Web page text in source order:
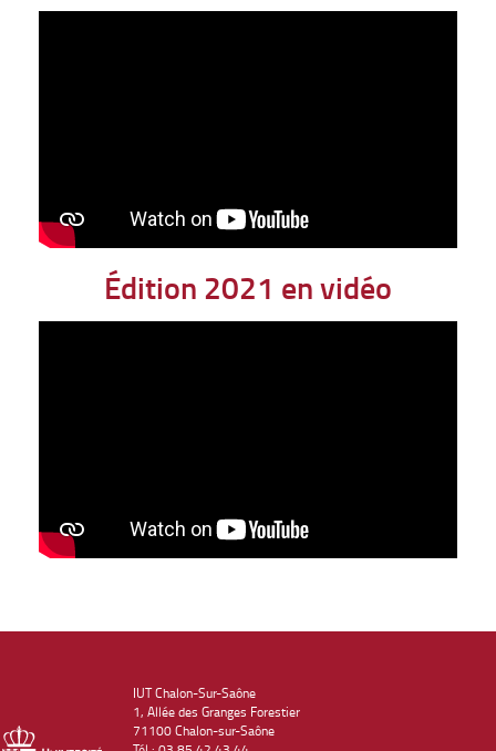
Édition 2021 en vidéo
IUT Chalon-Sur-Saône
1, Allée des Granges Forestier
71100 Chalon-sur-Saône